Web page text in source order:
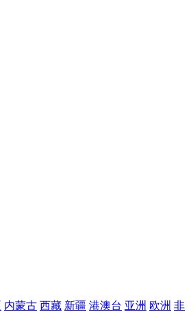
内蒙古 西藏 新疆 港澳台 亚洲 欧洲 非